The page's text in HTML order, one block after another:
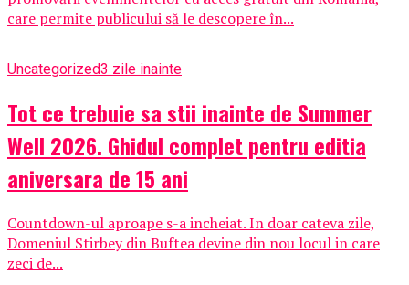
care permite publicului să le descopere în...
Uncategorized3 zile inainte
Tot ce trebuie sa stii inainte de Summer
Well 2026. Ghidul complet pentru editia
aniversara de 15 ani
Countdown-ul aproape s-a incheiat. In doar cateva zile,
Domeniul Stirbey din Buftea devine din nou locul in care
zeci de...